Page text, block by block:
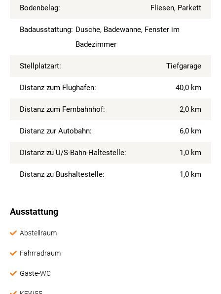
Bodenbelag: Fliesen, Parkett
Badausstattung: Dusche, Badewanne, Fenster im
Badezimmer
Stellplatzart: Tiefgarage
Distanz zum Flughafen: 40,0 km
Distanz zum Fernbahnhof: 2,0 km
Distanz zur Autobahn: 6,0 km
Distanz zu U/S-Bahn-Haltestelle: 1,0 km
Distanz zu Bushaltestelle: 1,0 km
Ausstattung
Abstellraum
Fahrradraum
Gäste-WC